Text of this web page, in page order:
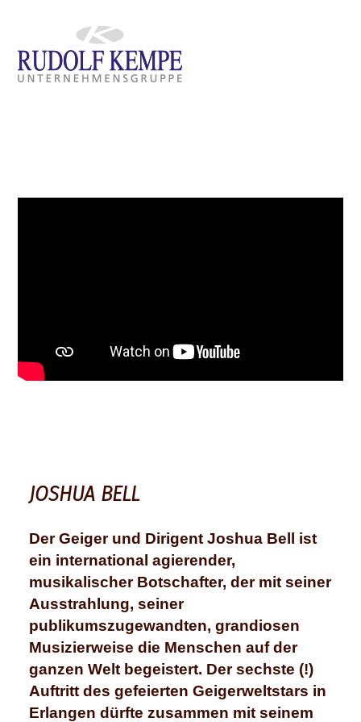
JOSHUA BELL
Der Geiger und Dirigent Joshua Bell ist
ein international agierender,
musikalischer Botschafter, der mit seiner
Ausstrahlung, seiner
publikumszugewandten, grandiosen
Musizierweise die Menschen auf der
ganzen Welt begeistert. Der sechste (!)
Auftritt des gefeierten Geigerweltstars in
Erlangen dürfte zusammen mit seinem